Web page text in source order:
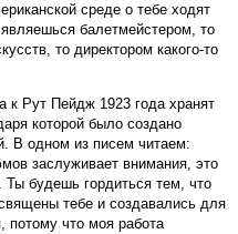
среде о тебе ходят
балетмейстером, то
то директором какого-то
к Рут Пейдж 1923 года хранят
которой было создано
В одном из писем читаем:
заслуживает внимания, это
будешь гордиться тем, что
тебе и создавались для
потому что моя работа